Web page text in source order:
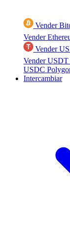
Vender
Vender
Vender
Vender
USDC
Intercambiar